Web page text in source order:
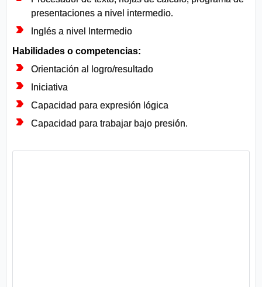
presentaciones a nivel intermedio.
Inglés a nivel Intermedio
Habilidades o competencias:
Orientación al logro/resultado
Iniciativa
Capacidad para expresión lógica
Capacidad para trabajar bajo presión.